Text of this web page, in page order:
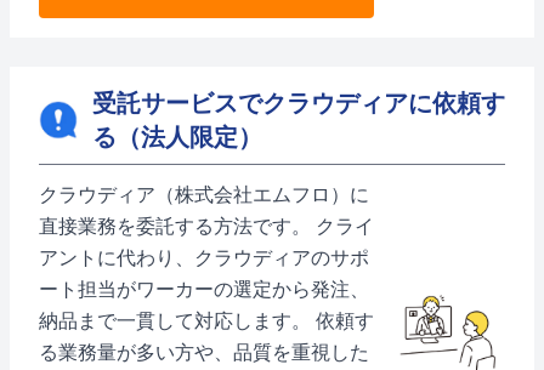
受託サービスでクラウディアに依頼す
る（法人限定）
クラウディア（株式会社エムフロ）に
直接業務を委託する方法です。 クライ
アントに代わり、クラウディアのサポ
ート担当がワーカーの選定から発注、
納品まで一貫して対応します。 依頼す
る業務量が多い方や、品質を重視した